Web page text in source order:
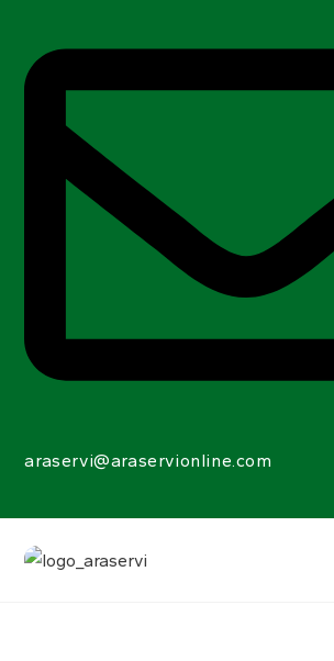
araservi@araservionline.com